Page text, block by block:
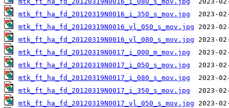
mtk_ft_ha_fd_20120319N0016_i_350_s_mov.jpg
mtk_ft_ha_fd_20120319N0016_vl_050_s_mov.jpg
mtk_ft_ha_fd_20120319N0016_vl_080_s_mov.jpg
mtk_ft_ha_fd_20120319N0017_i_000_m_mov.jpg
mtk_ft_ha_fd_20120319N0017_i_050_s_mov.jpg
mtk_ft_ha_fd_20120319N0017_i_080_s_mov.jpg
mtk_ft_ha_fd_20120319N0017_i_350_s_mov.jpg
mtk_ft_ha_fd_20120319N0017_vl_050_s_mov.jpg